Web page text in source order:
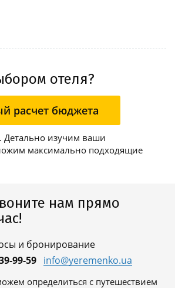
отеля?
расчет бюджета
Детально изучим ваши
максимально подходящие
нам прямо
и бронирование
99-59 info@yeremenko.ua
определиться с путешествием